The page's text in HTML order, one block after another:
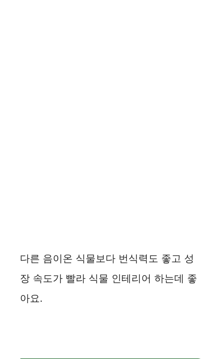
다른 음이온 식물보다 번식력도 좋고 성
장 속도가 빨라 식물 인테리어 하는데 좋
아요.